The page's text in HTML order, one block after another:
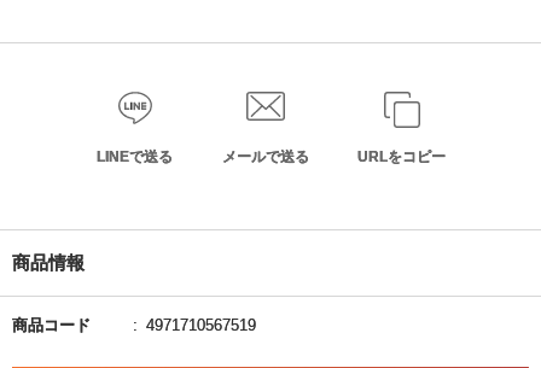
LINEで送る メールで送る URLをコピー
商品情報
商品コード 4971710567519